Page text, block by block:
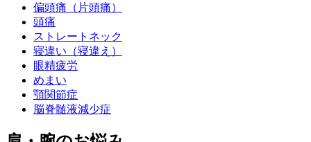
偏頭痛（片頭痛）
頭痛
ストレートネック
寝違い（寝違え）
眼精疲労
めまい
顎関節症
脳脊髄液減少症